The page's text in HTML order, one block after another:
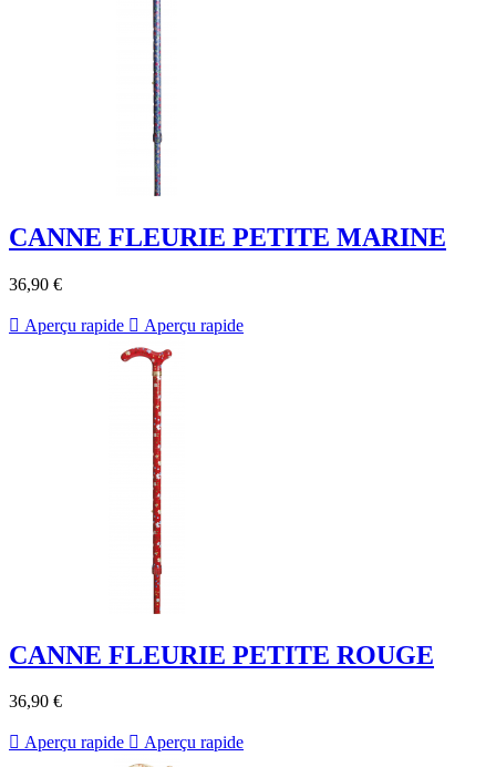
CANNE FLEURIE PETITE MARINE
36,90 €
 Aperçu rapide  Aperçu rapide
CANNE FLEURIE PETITE ROUGE
36,90 €
 Aperçu rapide  Aperçu rapide